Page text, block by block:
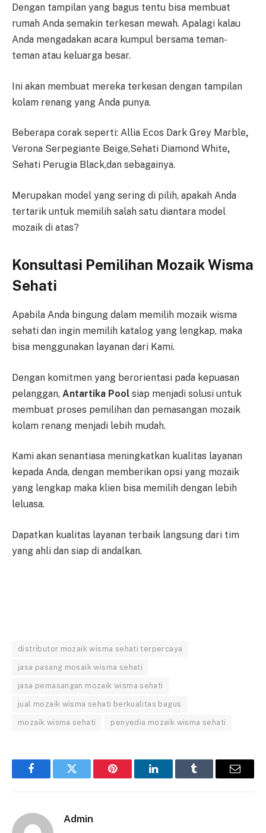
Dengan tampilan yang bagus tentu bisa membuat
rumah Anda semakin terkesan mewah. Apalagi kalau
Anda mengadakan acara kumpul bersama teman-
teman atau keluarga besar.
Ini akan membuat mereka terkesan dengan tampilan
kolam renang yang Anda punya.
Beberapa corak seperti: Allia Ecos Dark Grey Marble,
Verona Serpegiante Beige,Sehati Diamond White,
Sehati Perugia Black,dan sebagainya.
Merupakan model yang sering di pilih, apakah Anda
tertarik untuk memilih salah satu diantara model
mozaik di atas?
Konsultasi Pemilihan Mozaik Wisma
Sehati
Apabila Anda bingung dalam memilih mozaik wisma
sehati dan ingin memilih katalog yang lengkap, maka
bisa menggunakan layanan dari Kami.
Dengan komitmen yang berorientasi pada kepuasan
pelanggan, Antartika Pool siap menjadi solusi untuk
membuat proses pemilihan dan pemasangan mozaik
kolam renang menjadi lebih mudah.
Kami akan senantiasa meningkatkan kualitas layanan
kepada Anda, dengan memberikan opsi yang mozaik
yang lengkap maka klien bisa memilih dengan lebih
leluasa.
Dapatkan kualitas layanan terbaik langsung dari tim
yang ahli dan siap di andalkan.
distributor mozaik wisma sehati terpercaya
jasa pasang mosaik wisma sehati
jasa pemasangan mozaik wisma sehati
jual mozaik wisma sehati berkualitas bagus
mozaik wisma sehati penyedia mozaik wisma sehati
FacebookTwitter Pinterest LinkedInTumblr Email
Admin